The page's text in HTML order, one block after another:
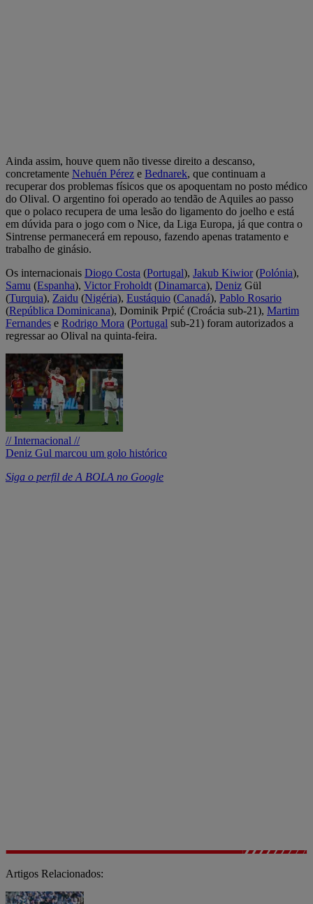
Ainda assim, houve quem não tivesse direito a descanso,
concretamente Nehuén Pérez e Bednarek, que continuam a
recuperar dos problemas físicos que os apoquentam no posto médico
do Olival. O argentino foi operado ao tendão de Aquiles ao passo
que o polaco recupera de uma lesão do ligamento do joelho e está
em dúvida para o jogo com o Nice, da Liga Europa, já que contra o
Sintrense permanecerá em repouso, fazendo apenas tratamento e
trabalho de ginásio.
Os internacionais Diogo Costa (Portugal), Jakub Kiwior(Polónia),
Samu (Espanha), Victor Froholdt (Dinamarca), Deniz Gül
(Turquia), Zaidu (Nigéria), Eustáquio (Canadá), Pablo Rosario
(República Dominicana), Dominik Prpić (Croácia sub-21), Martim
Fernandes e Rodrigo Mora (Portugal sub-21) foram autorizados a
regressar ao Olival na quinta-feira.
// Internacional //
Deniz Gul marcou um golo histórico
Siga o perfil de A BOLA no Google
Artigos Relacionados: